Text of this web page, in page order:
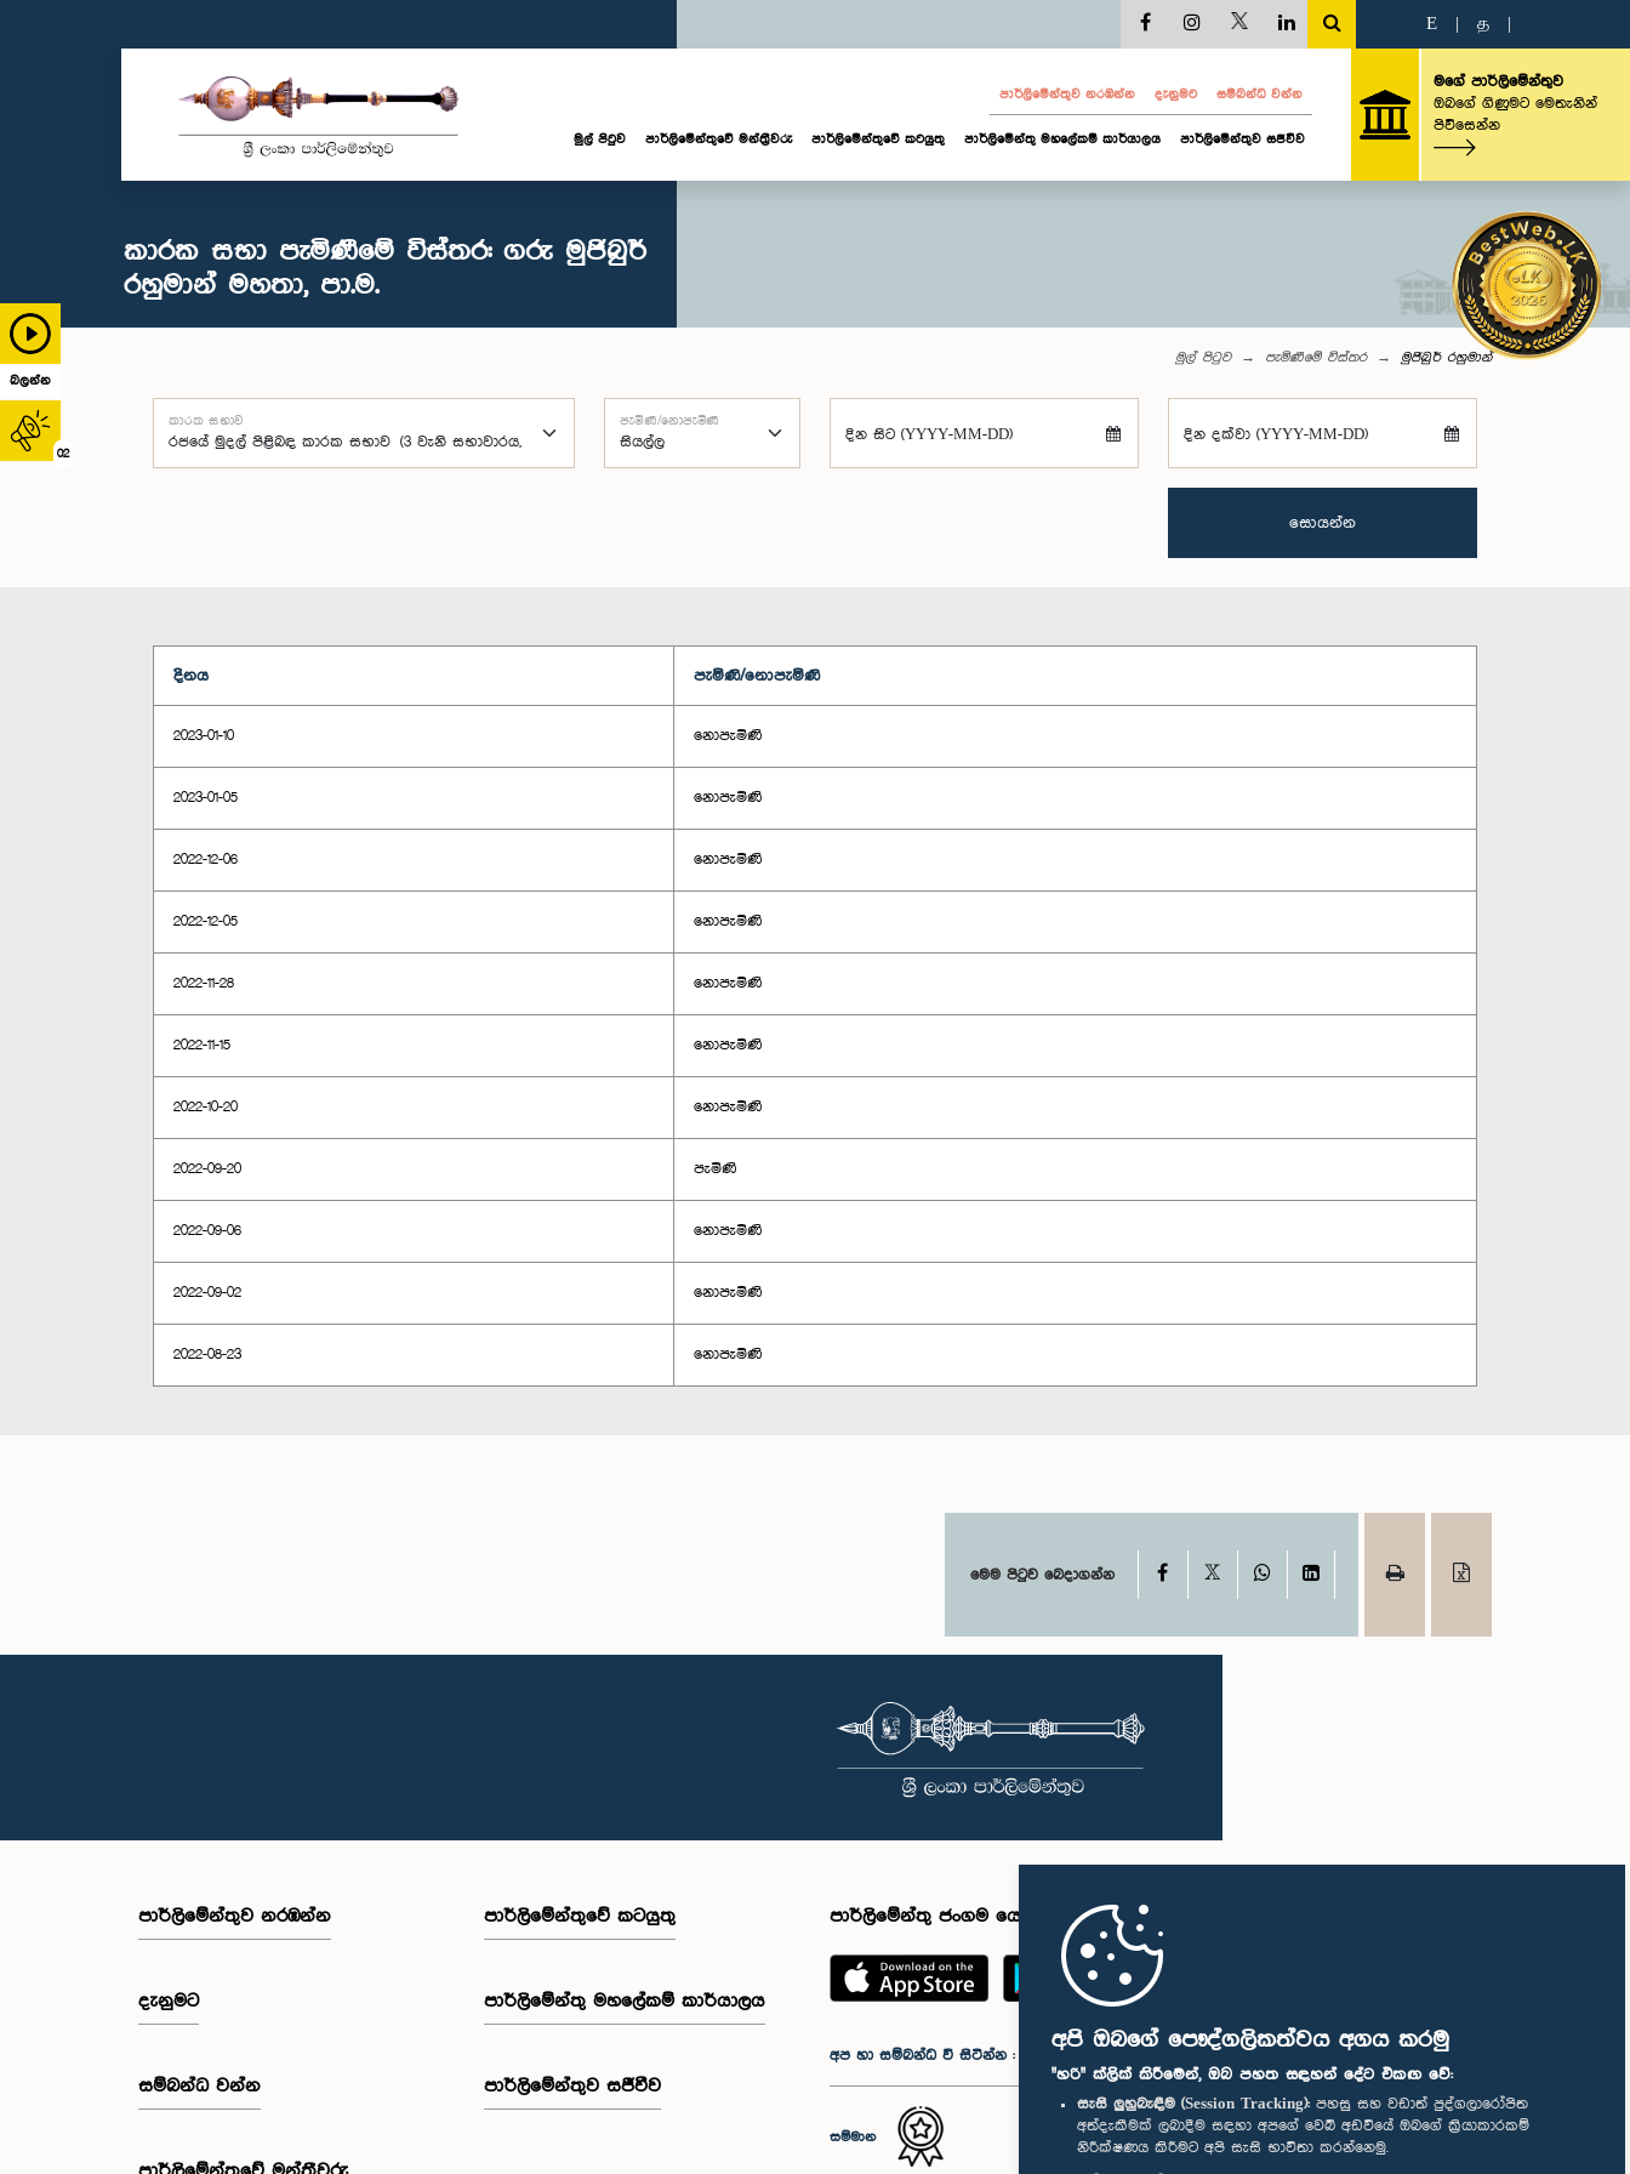
අපි ඔබගේ පෞද්ගලිකත්වය අගය කරමු
"හරි" ක්ලික් කිරීමෙන්, ඔබ පහත සඳහන් දේට එකඟ වේ:
සැසි ලුහුබැඳීම (Session Tracking): පහසු සහ වඩාත් පුද්ගලාරෝපිත
අත්දැකීමක් ලබාදීම සඳහා අපගේ වෙබ් අඩවියේ ඔබගේ ක්‍රියාකාරකම්
නිරීක්ෂණය කිරීමට අපි සැසි භාවිතා කරන්නෙමු.
බලන්න
02
E த
පාර්ලි‌මේන්තුව නරඹන්න දැනුමට සම්බන්ධ වන්න
මුල් පිටුව පාර්ලි‌මේන්තුවේ මන්ත්‍රීවරු පාර්ලිමේන්තුවේ කටයුතු පාර්ලිමේන්තු මහලේකම් කාර්යාලය පාර්ලිමේන්තුව සජීවීව
මගේ පාර්ලිමේන්තුව
ඔබගේ ගිණුමට මෙතැනින්
පිවිසෙන්න
කාරක සභා පැමිණීමේ විස්තර: ගරු මුජිබුර්
රහුමාන් මහතා, පා.ම.
මුල් පිටුව පැමිණීමේ විස්තර මුජිබුර් රහුමාන්
කාරක සභාව පැමිණි/නොපැමිණි
දින සිට (YYYY-MM-DD) දින දක්වා (YYYY-MM-DD)
සොයන්න
දිනය පැමිණි/නොපැමිණි
2023-01-10 නොපැමිණි
2023-01-05 නොපැමිණි
2022-12-06 නොපැමිණි
2022-12-05 නොපැමිණි
2022-11-28 නොපැමිණි
2022-11-15 නොපැමිණි
2022-10-20 නොපැමිණි
2022-09-20 පැමිණි
2022-09-06 නොපැමිණි
2022-09-02 නොපැමිණි
2022-08-23 නොපැමිණි
මෙම පිටුව බෙදාගන්න Facebook WhatsAppLinkedIn
පාර්ලි‌මේන්තුව නරඹන්න
දැනුමට
සම්බන්ධ වන්න
පාර්ලිමේන්තුවේ කටයුතු
පාර්ලිමේන්තු මහලේකම් කාර්යාලය
පාර්ලිමේන්තුව සජීවීව
පාර්ලිමේන්තු ජංගම යෙදුම
අප හා සම්බන්ධ වී සිටින්න :
සම්මාන